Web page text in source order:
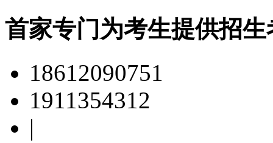
首家专门为考生提供招
18612090751
1911354312
|